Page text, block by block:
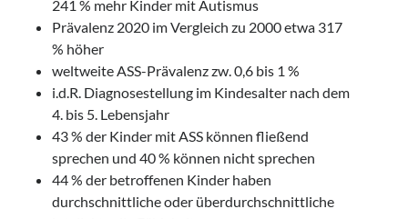
241 % mehr Kinder mit Autismus
Prävalenz 2020 im Vergleich zu 2000 etwa 317
% höher
weltweite ASS-Prävalenz zw. 0,6 bis 1 %
i.d.R. Diagnosestellung im Kindesalter nach dem
4. bis 5. Lebensjahr
43 % der Kinder mit ASS können fließend
sprechen und 40 % können nicht sprechen
44 % der betroffenen Kinder haben
durchschnittliche oder überdurchschnittliche